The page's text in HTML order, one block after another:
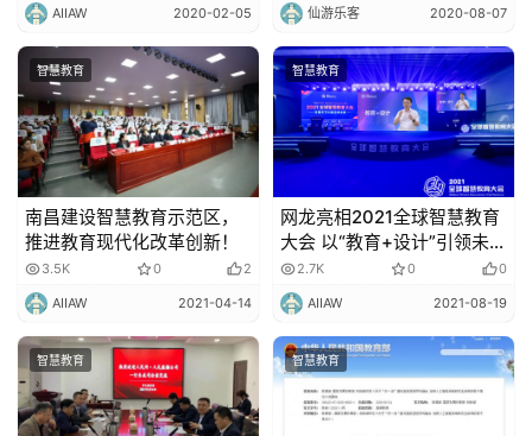
AIIAW 2020-02-05 仙游乐客 2020-08-07
智慧教育
南昌建设智慧教育示范区，
推进教育现代化改革创新！
3.5K 0 2
AIIAW 2021-04-14
智慧教育
网龙亮相2021全球智慧教育
大会 以“教育+设计”引领未
来！
2.7K 0 0
AIIAW 2021-08-19
智慧教育 智慧教育